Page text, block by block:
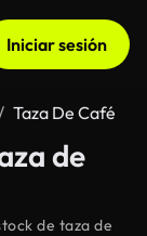
Iniciar sesión
Taza De Café
de
de taza de